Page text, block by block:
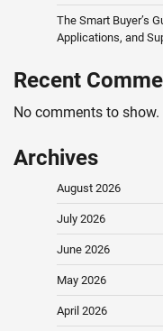
The Smart Buyer’s
Applications, and
Recent
No comments to show.
Archives
August 2026
July 2026
June 2026
May 2026
April 2026